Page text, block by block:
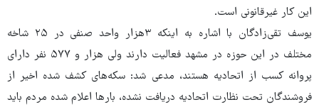
این کار غیرقانونی است.
یوسف تقی‌زادگان با اشاره به اینکه ۳هزار واحد صنفی در ۲۵ شاخه
مختلف در این حوزه در مشهد فعالیت دارند ولی هزار و ۵۷۷ نفر دارای
پروانه کسب از اتحادیه هستند، مدعی شد: سکه‌های کشف شده اخیر از
فروشندگان تحت نظارت اتحادیه دریافت نشده، بارها اعلام شده مردم باید